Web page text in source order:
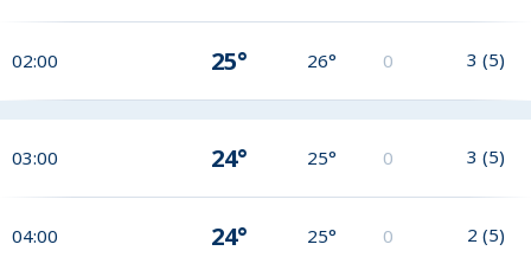
02:00 25° 26° 0 3 (5)
03:00 24° 25° 0 3 (5)
04:00 24° 25° 0 2 (5)